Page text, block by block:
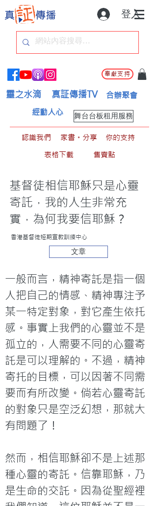
登入
奉獻支持
靈之水滴 真証傳播TV 合辦聚會
舞台台板租用服務
經動人心
認識我們 家書。分享
你的支持
表格下載
售賣點
基督徒相信耶穌只是心靈
寄託，我的人生非常充
實，為何我要信耶穌？
香港基督徒短期宣教訓練中心
文章
一般而言，精神寄託是指一個
人把自己的情感、精神專注予
某一特定對象，對它產生依托
感。事實上我們的心靈並不是
孤立的，人需要不同的心靈寄
託是可以理解的。不過，精神
寄托的目標，可以因著不同需
要而有所改變。倘若心靈寄託
的對象只是空泛幻想，那就大
有問題了！
然而，相信耶穌卻不是上述那
種心靈的寄託。信靠耶穌，乃
是生命的交託。因為從聖經裡